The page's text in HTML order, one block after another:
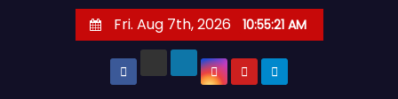
Fri. Aug 7th, 2026 10:55:21 AM